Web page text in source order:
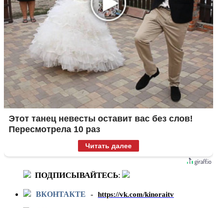
Этот танец невесты оставит вас без слов!
Пересмотрела 10 раз
Читать далее
ПОДПИСЫВАЙТЕСЬ:
ВКОНТАКТЕ - https://vk.com/kinoraitv